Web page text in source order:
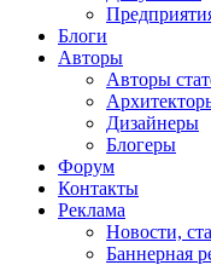
Блоги
Авторы
Авторы
Дизайнеры
Блогеры
Форум
Контакты
Реклама
Новости,
Баннерная